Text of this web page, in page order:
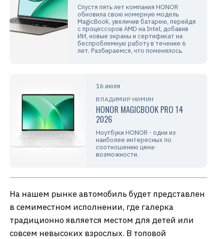
Спустя пять лет компания HONOR
обновила свою номерную модель
MagicBook, увеличив батарею, перейдя
с процессоров AMD на Intel, добавив
ИИ, новые экраны и сертификат на
беспроблемную работу в течение 6
лет. Разбираемся, что поменялось.
16 июля
ВЛАДИМИР НИМИН
HONOR MAGICBOOK PRO 14
2026
Ноутбуки HONOR - одни из
наиболее интересных по
соотношению цена-
возможности.
На нашем рынке автомобиль будет представлен
в семиместном исполнении, где галерка
традиционно является местом для детей или
совсем невысоких взрослых. В топовой